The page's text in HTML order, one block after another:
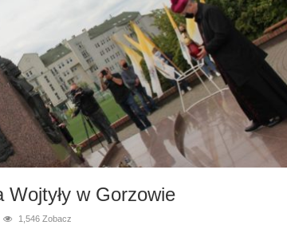
w Gorzowie
1,546 Zobacz